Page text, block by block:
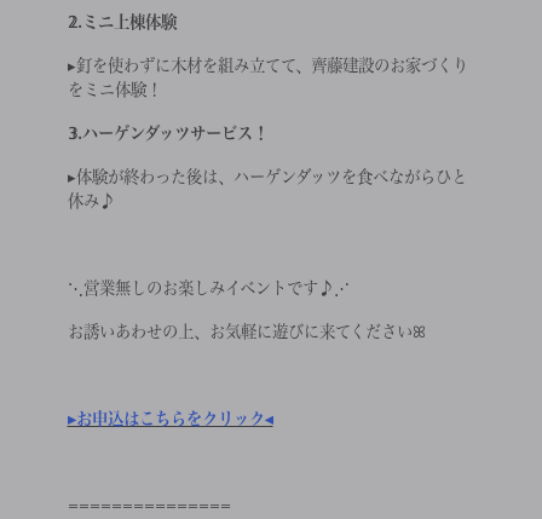
𝟚.ミニ上棟体験
▸釘を使わずに木材を組み立てて、齊藤建設のお家づくり
をミニ体験！
𝟛.ハーゲンダッツサービス！
▸体験が終わった後は、ハーゲンダッツを食べながらひと
休み♪
⋱営業無しのお楽しみイベントです♪⋰
お誘いあわせの上、お気軽に遊びに来てくださいꕤ
▸お申込はこちらをクリック◂
===============